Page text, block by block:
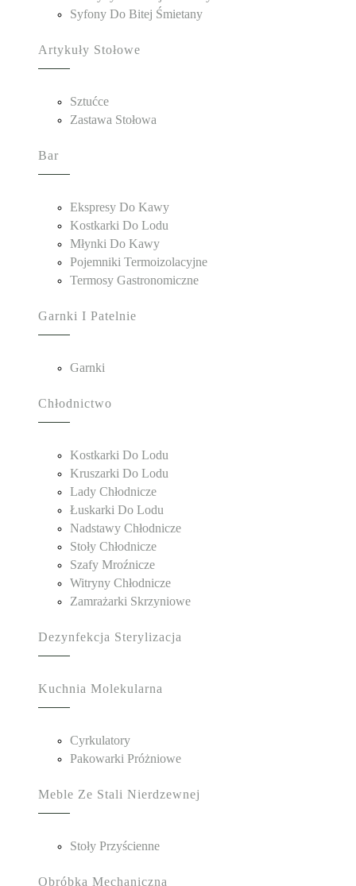
Syfony Do Bitej Śmietany
Artykuły Stołowe
Sztućce
Zastawa Stołowa
Bar
Ekspresy Do Kawy
Kostkarki Do Lodu
Młynki Do Kawy
Pojemniki Termoizolacyjne
Termosy Gastronomiczne
Garnki I Patelnie
Garnki
Chłodnictwo
Kostkarki Do Lodu
Kruszarki Do Lodu
Lady Chłodnicze
Łuskarki Do Lodu
Nadstawy Chłodnicze
Stoły Chłodnicze
Szafy Mroźnicze
Witryny Chłodnicze
Zamrażarki Skrzyniowe
Dezynfekcja Sterylizacja
Kuchnia Molekularna
Cyrkulatory
Pakowarki Próżniowe
Meble Ze Stali Nierdzewnej
Stoły Przyścienne
Obróbka Mechaniczna